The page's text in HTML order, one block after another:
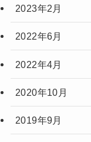
2023年2月
2022年6月
2022年4月
2020年10月
2019年9月